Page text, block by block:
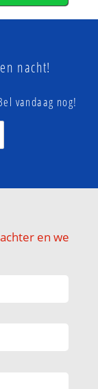
nacht!
vandaag nog!
en we